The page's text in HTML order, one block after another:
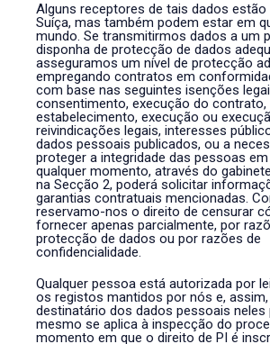
Alguns receptores de tais dados
Suíça, mas também podem estar em
mundo. Se transmitirmos dados a um
disponha de protecção de dados
asseguramos um nível de protecção
empregando contratos em
com base nas seguintes isenções
consentimento, execução do contrato,
estabelecimento, execução ou
reivindicações legais, interesses
dados pessoais publicados, ou a
proteger a integridade das pessoas
qualquer momento, através do
na Secção 2, poderá solicitar
garantias contratuais mencionadas.
reservamo-nos o direito de censurar
fornecer apenas parcialmente, por
protecção de dados ou por razões de
confidencialidade.
Qualquer pessoa está autorizada por
os registos mantidos por nós e,
destinatário dos dados pessoais neles
mesmo se aplica à inspecção do
momento em que o direito de PI é